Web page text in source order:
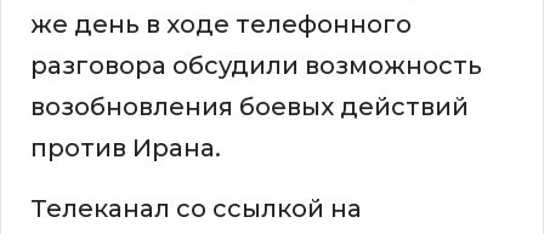
же день в ходе телефонного
разговора обсудили возможность
возобновления боевых действий
против Ирана.
Телеканал со ссылкой на